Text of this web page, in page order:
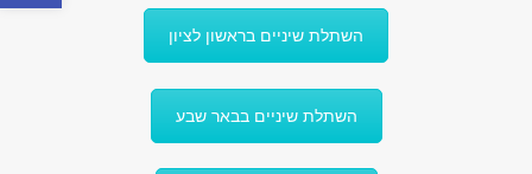
השתלת שיניים בראשון לציון
השתלת שיניים בבאר שבע